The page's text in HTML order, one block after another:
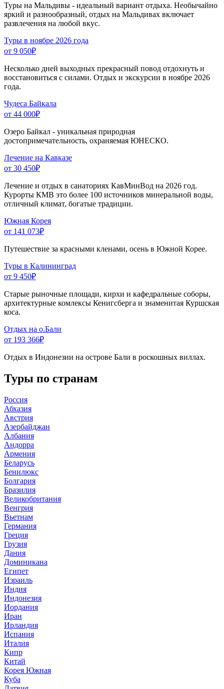
Туры на Мальдивы - идеальный вариант отдыха. Необычайно
яркий и разнообразный, отдых на Мальдивах включает
развлечения на любой вкус.
Туры в ноябре 2026 года
от 9 050₽
Несколько дней выходных прекрасный повод отдохнуть и
восстановиться с силами. Отдых и экскурсии в ноябре 2026
года.
Чудеса Байкала
от 44 000₽
Озеро Байкал - уникальная природная
достопримечательность, охраняемая ЮНЕСКО.
Лечение на Кавказе
от 30 450₽
Лечение и отдых в санаториях КавМинВод на 2026 год.
Курорты КМВ это более 100 источников минеральной воды,
отличный климат, богатые традиции.
Южная Корея
от 141 073₽
Путешествие за красными кленами, осень в Южной Корее.
Туры в Калининград
от 9 450₽
Старые рыночные площади, кирхи и кафедральные соборы,
архитектурные комлексы Кенигсберга и знаменитая Куршская
коса.
Отдых на о.Бали
от 193 366₽
Отдых в Индонезии на острове Бали в роскошных виллах.
Туры по странам
Россия
Абхазия
Австрия
Азербайджан
Албания
Андорра
Армения
Беларусь
Бенилюкс
Болгария
Бразилия
Великобритания
Венгрия
Вьетнам
Германия
Греция
Грузия
Дания
Доминикана
Египет
Израиль
Индия
Индонезия
Иордания
Иран
Ирландия
Испания
Италия
Кипр
Китай
Корея Южная
Куба